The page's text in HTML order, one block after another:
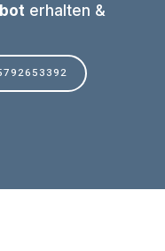
erhalten &